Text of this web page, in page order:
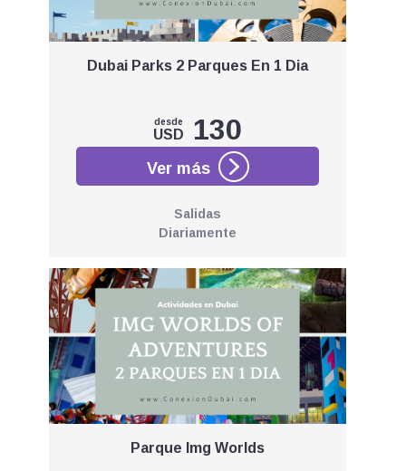
Dubai Parks 2 Parques En 1 Dia
desde
USD 130
Salidas
Diariamente
Parque Img Worlds